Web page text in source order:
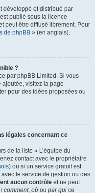
développé et distribué par
publié sous la licence
peut être diffusé librement. Pour
de phpBB » (en anglais).
?
par phpBB Limited. Si vous
ajoutée, visitez la page
pour des idées proposées ou
légales concernant ce
de la liste « L’équipe du
contact avec le propriétaire
) ou si un service gratuit est
le service de gestion ou des
aucun contrôle et ne peut
comment, où ou par qui ce